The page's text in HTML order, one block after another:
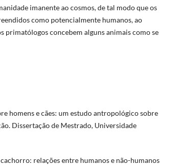
imanente ao cosmos, de tal modo que os
como potencialmente humanos, ao
primatólogos concebem alguns animais como se
homens e cães: um estudo antropológico sobre
Dissertação de Mestrado, Universidade
cachorro: relações entre humanos e não-humanos